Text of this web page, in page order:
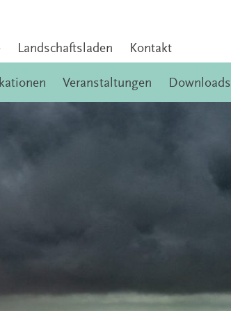
Landschaftsladen Kontakt
Veranstaltungen Downloads